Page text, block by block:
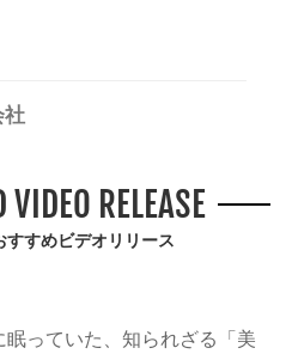
社
VIDEO RELEASE
すすめビデオリリース
っていた、知られざる「美